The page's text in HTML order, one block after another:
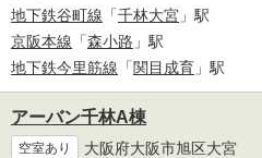
地下鉄谷町線 「千林大宮 」駅
京阪本線 「森小路 」駅
地下鉄今里筋線 「関目成育 」駅
アーバン千林A棟
空室あり 大阪府大阪市旭区大宮